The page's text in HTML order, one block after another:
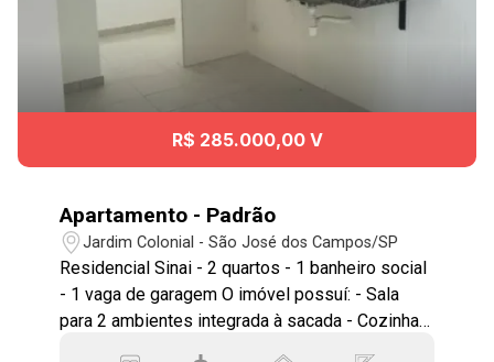
R$ 285.000,00 V
Apartamento - Padrão
Jardim Colonial - São José dos Campos/SP
Residencial Sinai - 2 quartos - 1 banheiro social
- 1 vaga de garagem O imóvel possuí: - Sala
para 2 ambientes integrada à sacada - Cozinha -